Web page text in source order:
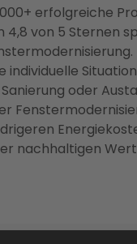
erfolgreiche
4,8 von 5 Sternen
individuelle
oder
nachhaltigen